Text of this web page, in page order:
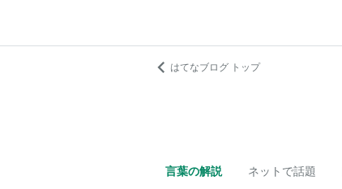
はてなブログ トップ
言葉の解説 ネットで話題